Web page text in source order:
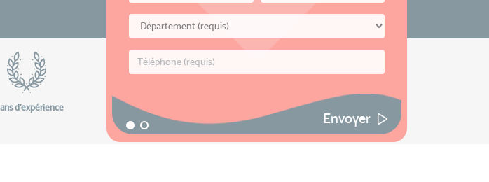
Envoyer
d'expérience